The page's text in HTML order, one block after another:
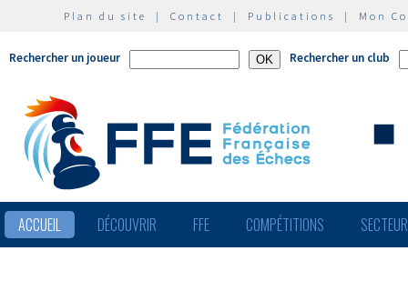
Plan du site | Contact | Publications | Mon
Rechercher un joueur Rechercher un club
ACCUEIL DÉCOUVRIR FFE COMPÉTITIONS